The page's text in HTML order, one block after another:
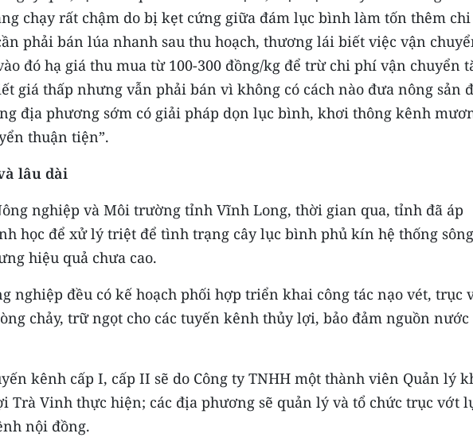
chạy rất chậm do bị kẹt cứng giữa đám lục bình làm tốn thêm
phải bán lúa nhanh sau thu hoạch, thương lái biết việc vận
đó hạ giá thu mua từ 100-300 đồng/kg để trừ chi phí vận chuyển
giá thấp nhưng vẫn phải bán vì không có cách nào đưa nông sản
địa phương sớm có giải pháp dọn lục bình, khơi thông kênh
thuận tiện”.
lâu dài
nghiệp và Môi trường tỉnh Vĩnh Long, thời gian qua, tỉnh đã áp
học để xử lý triệt để tình trạng cây lục bình phủ kín hệ thống sông
hiệu quả chưa cao.
nghiệp đều có kế hoạch phối hợp triển khai công tác nạo vét, trục
chảy, trữ ngọt cho các tuyến kênh thủy lợi, bảo đảm nguồn nước
kênh cấp I, cấp II sẽ do Công ty TNHH một thành viên Quản lý
Trà Vinh thực hiện; các địa phương sẽ quản lý và tổ chức trục vớt
nội đồng.